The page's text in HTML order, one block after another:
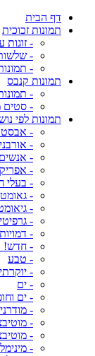
דף הבית
תמונות זכוכית
- זוגות
-
-
תמונות קנבס
-
- סטים
תמונות לפי
-
- אורבני
- אנשים
-
- בעלי
-
-
- גרפיטי
- דמויות
- חדש!
- טבע
- יוקרתי
- ים
- ים
- מודרני
-
-
-